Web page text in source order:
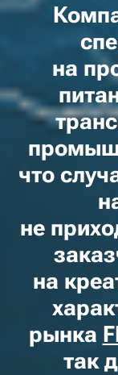
на
что
не
на
рынка
так